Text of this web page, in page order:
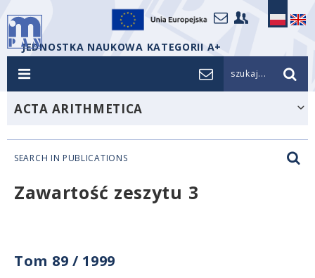
JEDNOSTKA NAUKOWA KATEGORII A+
szukaj...
ACTA ARITHMETICA
SEARCH IN PUBLICATIONS
Zawartość zeszytu 3
Tom 89 / 1999